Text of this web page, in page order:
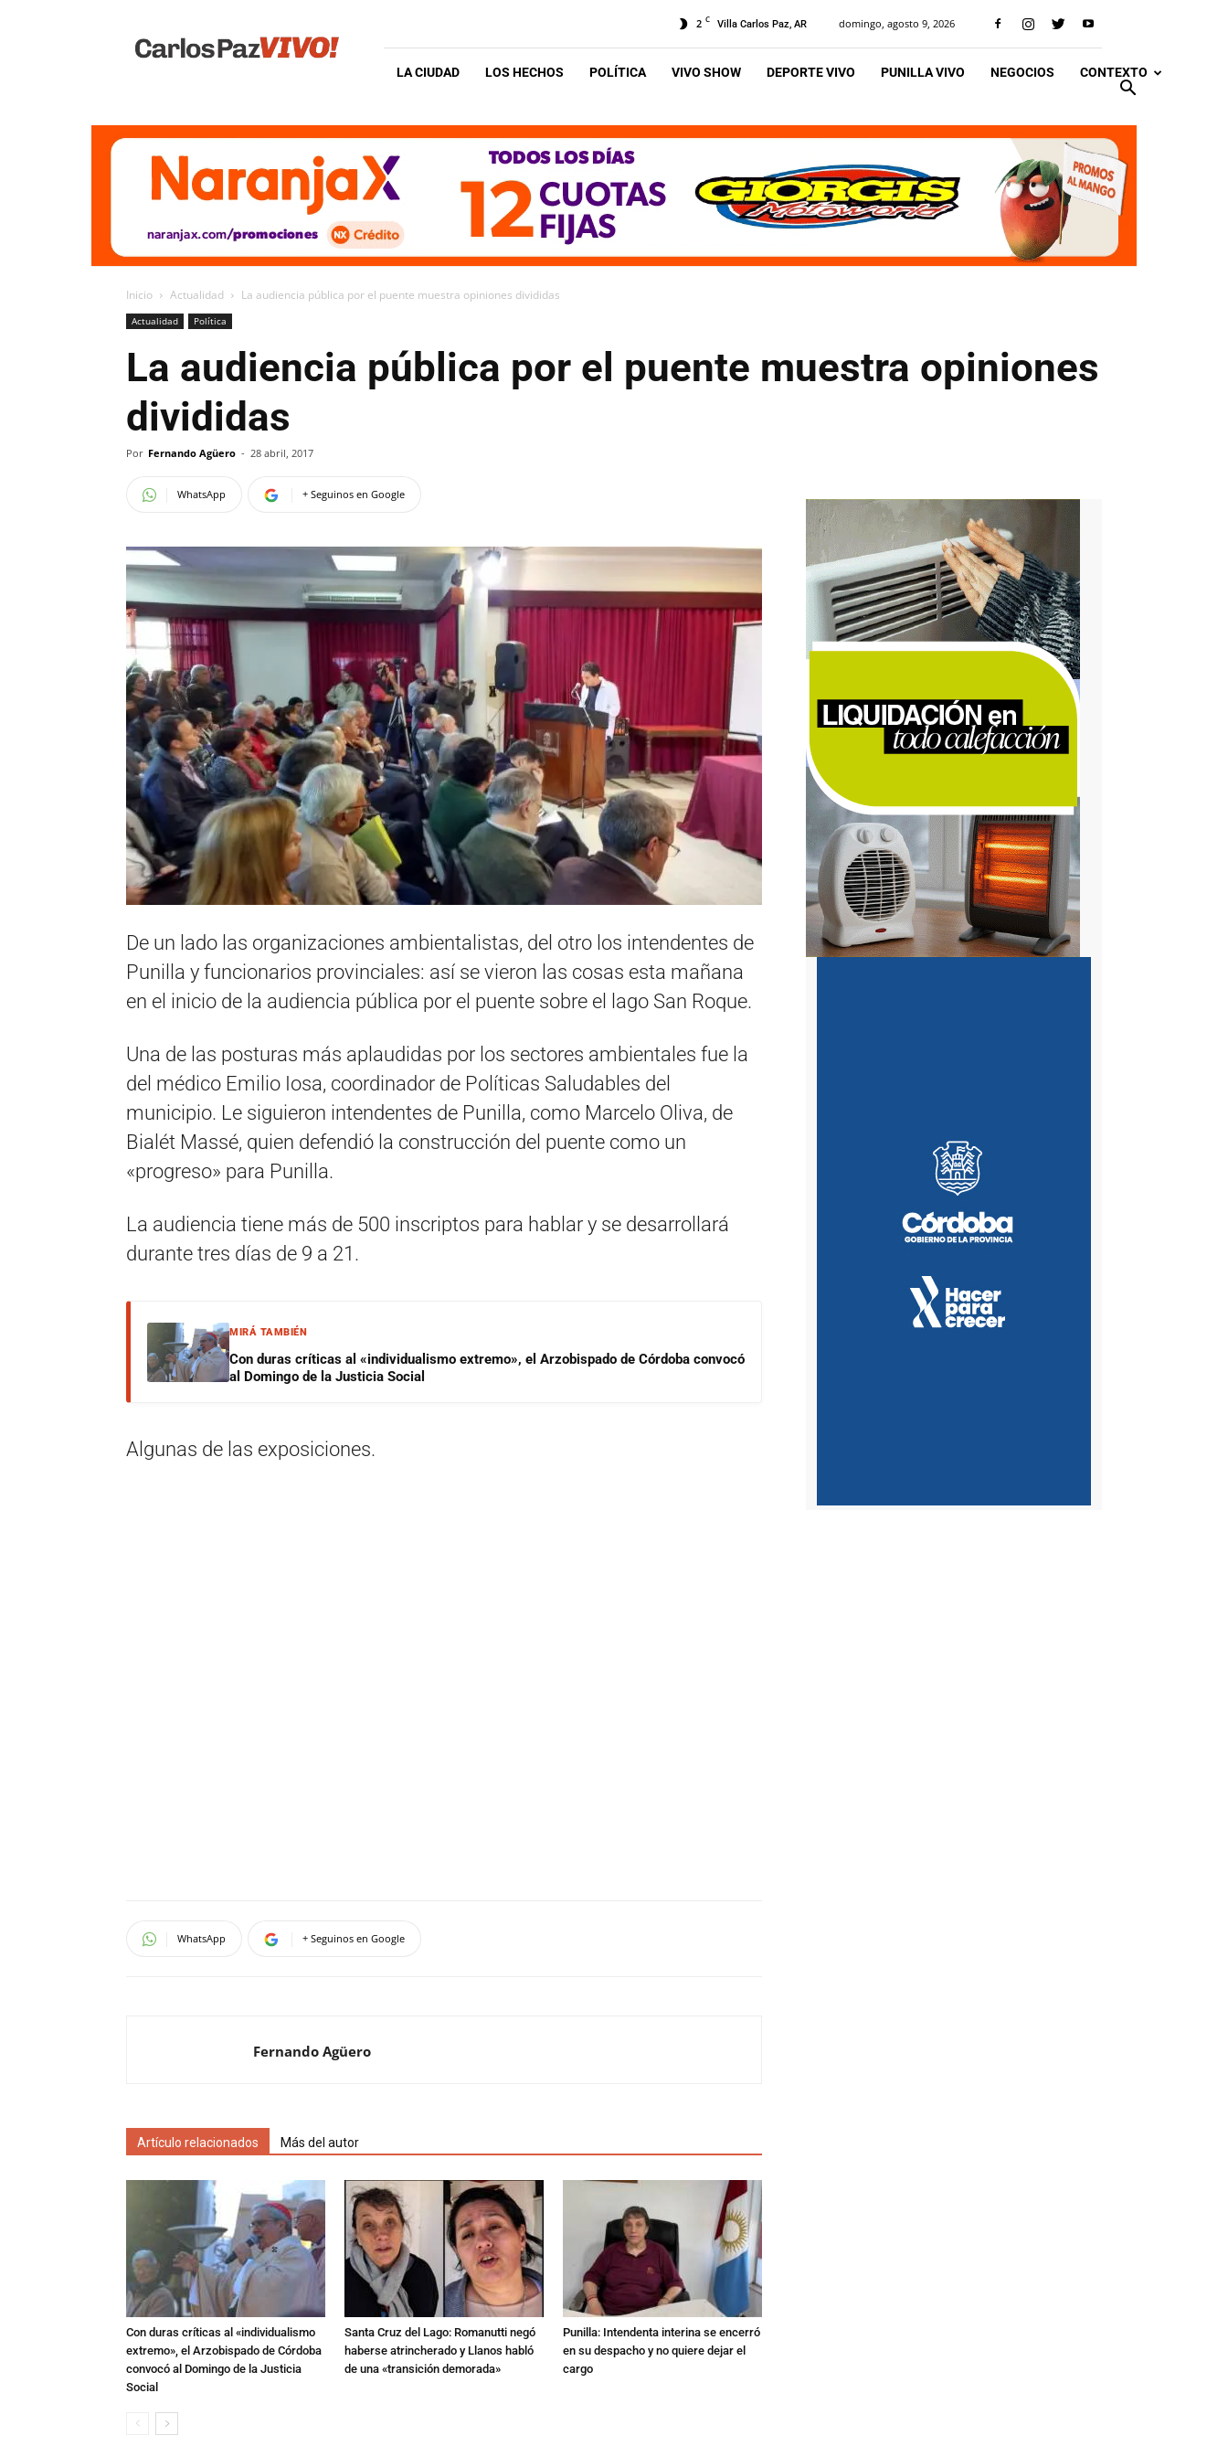
Vivo
2 C Villa Carlos Paz, AR domingo, agosto 9, 2026
LA CIUDAD LOS HECHOS POLÍTICA VIVO SHOW DEPORTE VIVO PUNILLA VIVO NEGOCIOS CONTEXTO
Inicio Actualidad La audiencia pública por el puente muestra opiniones divididas
Actualidad Política
La audiencia pública por el puente muestra opiniones
divididas
Por Fernando Agüero - 28 abril, 2017
WhatsApp + Seguinos en Google
De un lado las organizaciones ambientalistas, del otro los intendentes de
Punilla y funcionarios provinciales: así se vieron las cosas esta mañana
en el inicio de la audiencia pública por el puente sobre el lago San Roque.
Una de las posturas más aplaudidas por los sectores ambientales fue la
del médico Emilio Iosa, coordinador de Políticas Saludables del
municipio. Le siguieron intendentes de Punilla, como Marcelo Oliva, de
Bialét Massé, quien defendió la construcción del puente como un
«progreso» para Punilla.
La audiencia tiene más de 500 inscriptos para hablar y se desarrollará
durante tres días de 9 a 21.
MIRÁ TAMBIÉN
Con duras críticas al «individualismo extremo», el Arzobispado de Córdoba convocó
al Domingo de la Justicia Social
Algunas de las exposiciones.
WhatsApp + Seguinos en Google
Fernando Agüero
Artículo relacionados Más del autor
Con duras críticas al «individualismo
extremo», el Arzobispado de Córdoba
convocó al Domingo de la Justicia
Social
Santa Cruz del Lago: Romanutti negó
haberse atrincherado y Llanos habló
de una «transición demorada»
Punilla: Intendenta interina se encerró
en su despacho y no quiere dejar el
cargo